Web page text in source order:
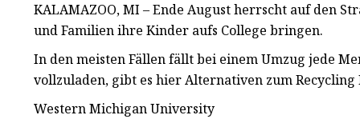
KALAMAZOO, MI – Ende August herrscht auf den
und Familien ihre Kinder aufs College bringen.
In den meisten Fällen fällt bei einem Umzug jede
vollzuladen, gibt es hier Alternativen zum Recycling
Western Michigan University